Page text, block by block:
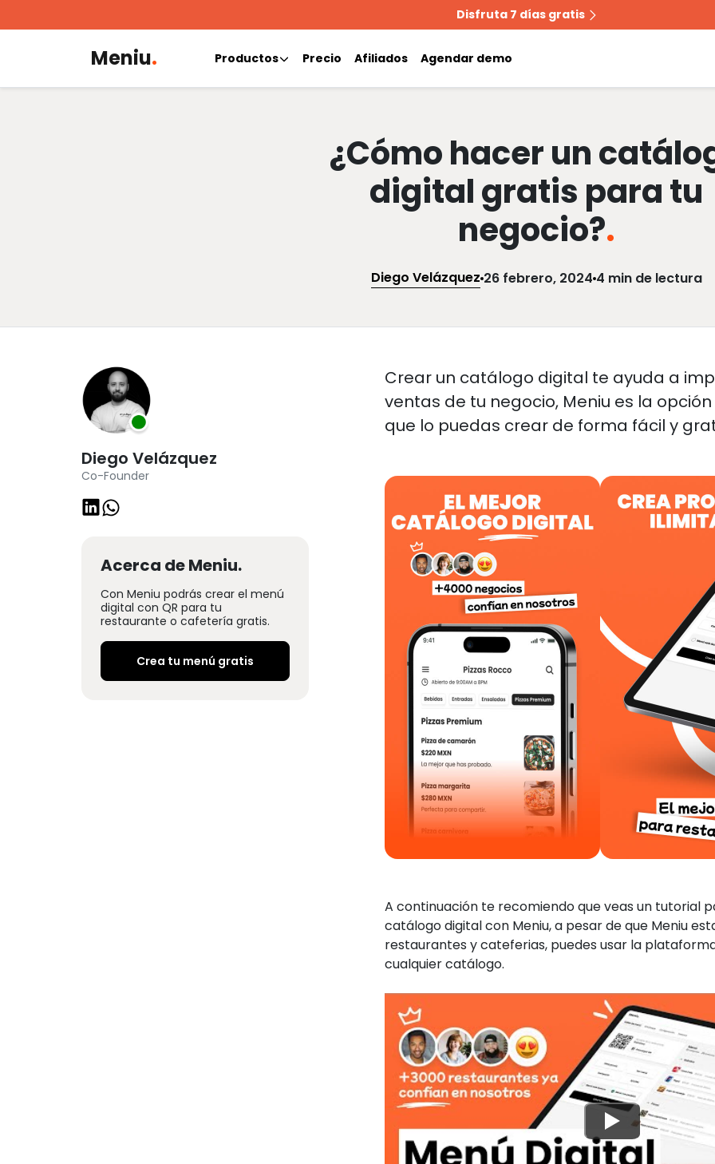
Disfruta 7 días gratis
Meniu. Productos Precio Afiliados Agendar demo
¿Cómo hacer un
digital gratis para tu
negocio?.
Diego Velázquez26 febrero, 20244 min de lectura
Diego Velázquez
Co-Founder
Acerca de Meniu.
Con Meniu podrás crear el menú
digital con QR para tu
restaurante o cafetería gratis.
Crea tu menú gratis
Crear un catálogo digital te ayuda a
ventas de tu negocio, Meniu es la
que lo puedas crear de forma fácil y
A continuación te recomiendo que veas un tutorial
catálogo digital con Meniu, a pesar de que Meniu
restaurantes y cateferias, puedes usar la
cualquier catálogo.